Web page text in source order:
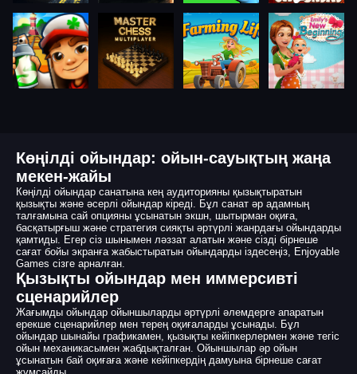
Көңілді ойындар: ойын-сауықтың жаңа
мекен-жайы
Көңілді ойындар санатына кең аудиторияны қызықтыратын
қызықты және әсерлі ойындар кіреді. Бұл санат әр адамның
талғамына сай опцияны ұсынатын экшн, шытырман оқиға,
басқатырғыш және стратегия сияқты әртүрлі жанрдағы ойындарды
қамтиды. Егер сіз шынымен ләззат алатын және сізді бірнеше
сағат бойы экранға жабыстыратын ойындарды іздесеңіз, Enjoyable
Games сізге арналған.
Қызықты ойындар мен иммерсивті
сценарийлер
Жағымды ойындар ойыншыларды әртүрлі әлемдерге апаратын
ерекше сценарийлер мен терең оқиғаларды ұсынады. Бұл
ойындар шынайы графикамен, қызықты кейіпкерлермен және тегіс
ойын механикасымен жабдықталған. Ойыншылар әр ойын
ұсынатын бай оқиғаға және кейіпкердің дамуына бірнеше сағат